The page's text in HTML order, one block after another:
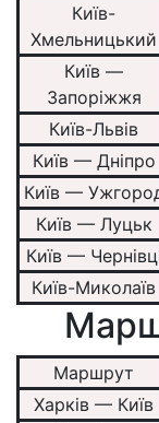
Київ-
Хмельницький
Київ —
Запоріжжя
Київ-Львів
Київ — Дніпро
Київ —
Київ — Луцьк
Київ —
Київ-Миколаїв
Маршрут
Харків — Київ